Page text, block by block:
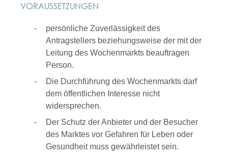
VORAUSSETZUNGEN
persönliche Zuverlässigkeit des
Antragstellers beziehungsweise der mit der
Leitung des Wochenmarkts beauftragen
Person.
Die Durchführung des Wochenmarkts darf
dem öffentlichen Interesse nicht
widersprechen.
Der Schutz der Anbieter und der Besucher
des Marktes vor Gefahren für Leben oder
Gesundheit muss gewährleistet sein.